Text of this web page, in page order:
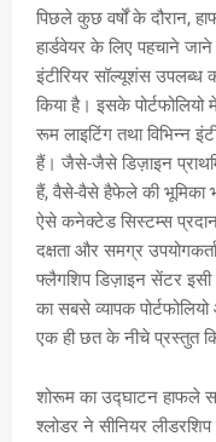
पिछले कुछ वर्षों के दौरान,
हार्डवेयर के लिए पहचाने
इंटीरियर सॉल्यूशंस उपलब्ध
किया है। इसके
रूम लाइटिंग तथा विभिन्न
हैं। जैसे-जैसे डिज़ाइन
हैं, वैसे-वैसे हैफेले की भूमिका
ऐसे कनेक्टेड सिस्टम्स प्रदान
दक्षता और समग्र
फ्लैगशिप डिज़ाइन सेंटर इसी
का सबसे व्यापक
एक ही छत के नीचे प्रस्तुत
शोरूम का उद्घाटन हाफले
श्लोडर ने सीनियर